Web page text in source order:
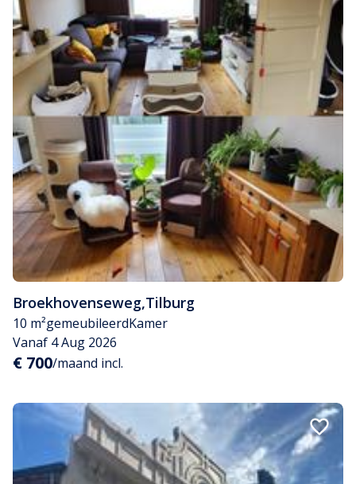
Broekhovenseweg,Tilburg
10 m²gemeubileerdKamer
Vanaf 4 Aug 2026
€ 700/maand incl.